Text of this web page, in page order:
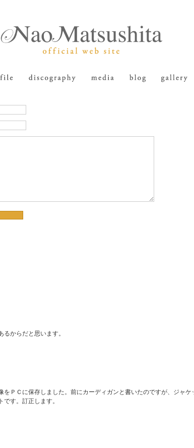
からだと思います。
ＰＣに保存しました。前にカーディガンと書いたのですが、ジャケ
す。訂正します。